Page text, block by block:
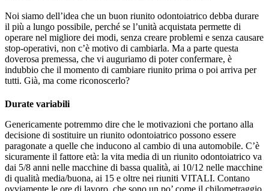
Noi siamo dell’idea che un buon riunito odontoiatrico debba durare
il più a lungo possibile, perché se l’unità acquistata permette di
operare nel migliore dei modi, senza creare problemi e senza causare
stop-operativi, non c’è motivo di cambiarla. Ma a parte questa
doverosa premessa, che vi auguriamo di poter confermare, è
indubbio che il momento di cambiare riunito prima o poi arriva per
tutti. Già, ma come riconoscerlo?
Durate variabili
Genericamente potremmo dire che le motivazioni che portano alla
decisione di sostituire un riunito odontoiatrico possono essere
paragonate a quelle che inducono al cambio di una automobile. C’è
sicuramente il fattore età: la vita media di un riunito odontoiatrico va
dai 5/8 anni nelle macchine di bassa qualità, ai 10/12 nelle macchine
di qualità media/buona, ai 15 e oltre nei riuniti VITALI. Contano
ovviamente le ore di lavoro, che sono un po’ come il chilometraggio